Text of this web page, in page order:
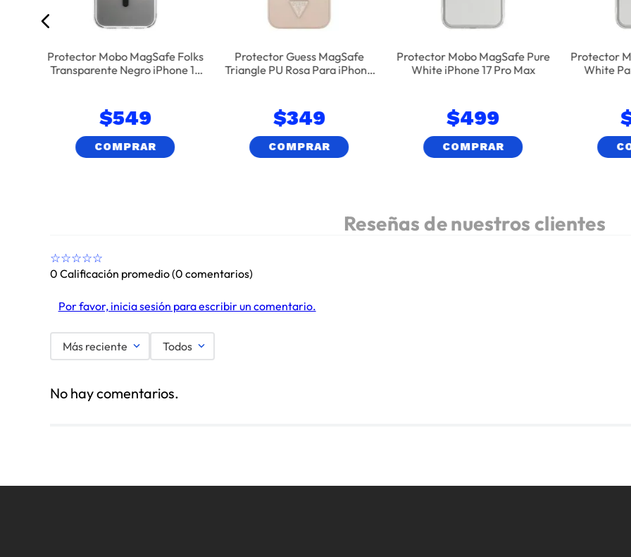
Protector Mobo MagSafe Folks
Transparente Negro iPhone 17
$549
COMPRAR
Protector Guess MagSafe
Triangle PU Rosa Para iPhone
$349
COMPRAR
Protector Mobo MagSafe Pure
White iPhone 17 Pro Max
$499
COMPRAR
Protector
White
☆☆☆☆☆
0 Calificación promedio(0 comentarios)
Por favor, inicia sesión para escribir un comentario.
Más reciente Todos
No hay comentarios.